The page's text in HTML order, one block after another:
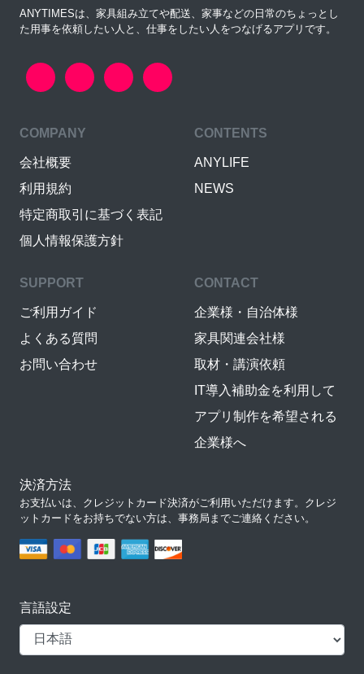
ANYTIMESは、家具組み立てや配送、家事などの日常のちょっとし
た用事を依頼したい人と、仕事をしたい人をつなげるアプリです。
COMPANY
会社概要
利用規約
特定商取引に基づく表記
個人情報保護方針
CONTENTS
ANYLIFE
NEWS
SUPPORT
ご利用ガイド
よくある質問
お問い合わせ
CONTACT
企業様・自治体様
家具関連会社様
取材・講演依頼
IT導入補助金を利用して
アプリ制作を希望される
企業様へ
決済方法
お支払いは、クレジットカード決済がご利用いただけます。クレジ
ットカードをお持ちでない方は、事務局までご連絡ください。
言語設定